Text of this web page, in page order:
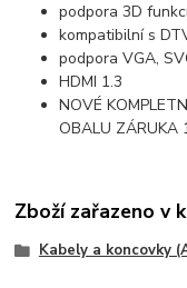
podpora 3D
kompatibilní s
podpora VGA,
HDMI 1.3
NOVÉ
OBALU ZÁRUKA
Zboží zařazeno v
Kabely a koncovky